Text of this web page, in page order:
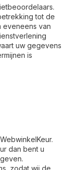
tot de
eveneens van
uw gegevens
is
dan bent u
zodat wij de